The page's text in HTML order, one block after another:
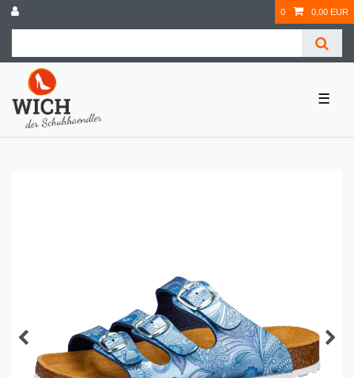
0 0,00 EUR
☰